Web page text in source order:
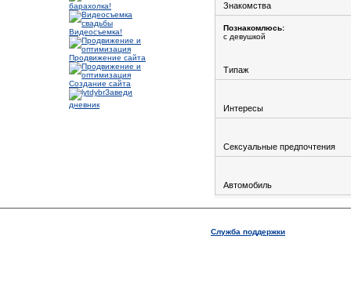
барахолка!
Видеосъемка!
Продвижение сайта
Создание сайта
Заведи
дневник
Знакомства
Познакомлюсь:
с девушкой
Типаж
Интересы
Сексуальные предпочтения
Автомобиль
Служба поддержки